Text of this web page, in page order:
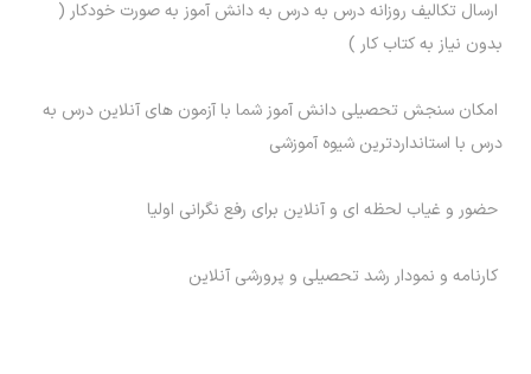
ارسال تکالیف روزانه درس به درس به دانش آموز به صورت خودکار (
بدون نیاز به کتاب کار )
امکان سنجش تحصیلی دانش آموز شما با آزمون های آنلاین درس به
درس با استانداردترین شیوه آموزشی
حضور و غیاب لحظه ای و آنلاین برای رفع نگرانی اولیا
کارنامه و نمودار رشد تحصیلی و پرورشی آنلاین